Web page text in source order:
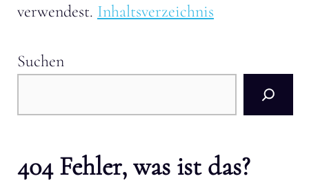
verwendest. Inhaltsverzeichnis
Suchen
404 Fehler, was ist das?